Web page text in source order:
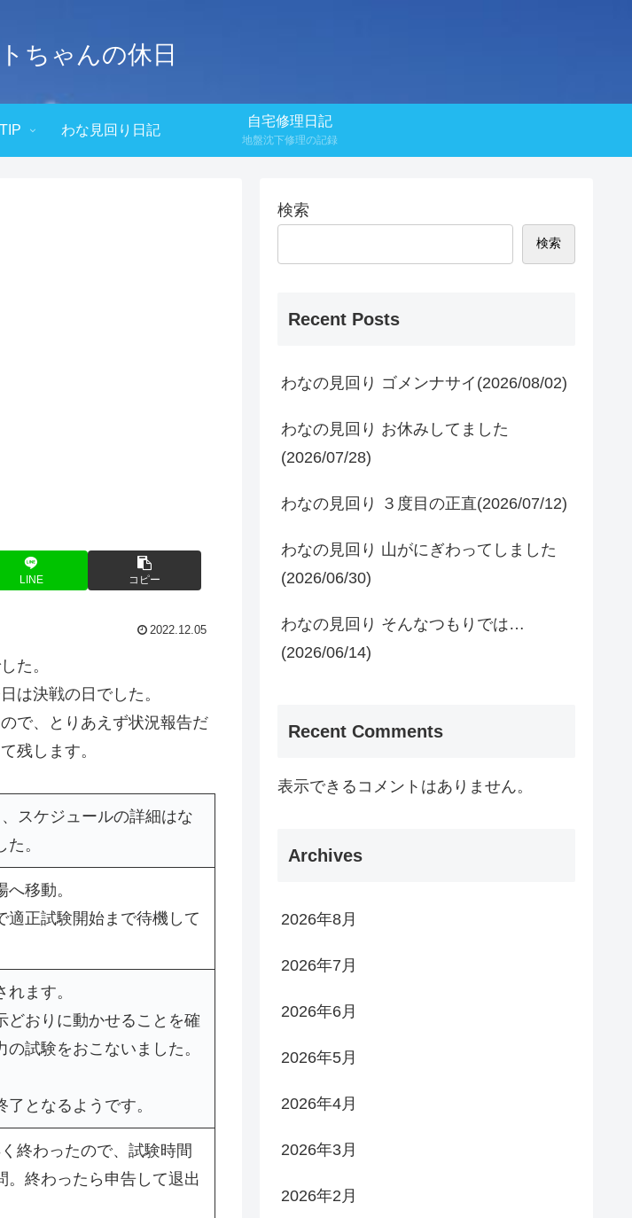
ちゃんの休日
TIP わな見回り日記
自宅修理日記
地盤沈下修理の記録
LINE コピー
2022.12.05
た。
は決戦の日でした。
で、とりあえず状況報告だ
残します。
スケジュールの詳細はな
。
移動。
適正試験開始まで待機して
ます。
どおりに動かせることを確
試験をおこないました。
となるようです。
終わったので、試験時間
。終わったら申告して退出
検索
検索
Recent Posts
わなの見回り ゴメンナサイ(2026/08/02)
わなの見回り お休みしてました
(2026/07/28)
わなの見回り ３度目の正直(2026/07/12)
わなの見回り 山がにぎわってしました
(2026/06/30)
わなの見回り そんなつもりでは…
(2026/06/14)
Recent Comments
表示できるコメントはありません。
Archives
2026年8月
2026年7月
2026年6月
2026年5月
2026年4月
2026年3月
2026年2月